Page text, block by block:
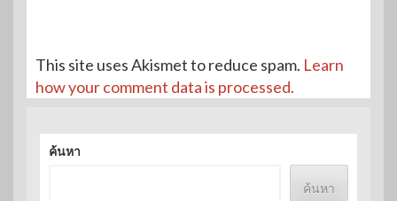
This site uses Akismet to reduce spam. Learn
how your comment data is processed.
ค้นหา
ค้นหา